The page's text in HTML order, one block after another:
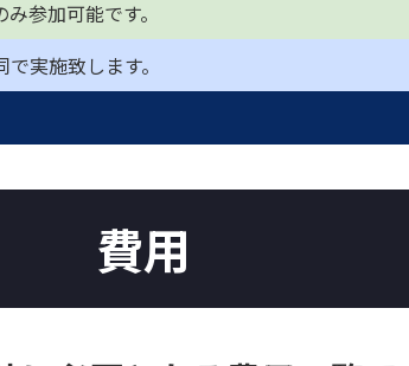
参加可能です。
実施致します。
費用